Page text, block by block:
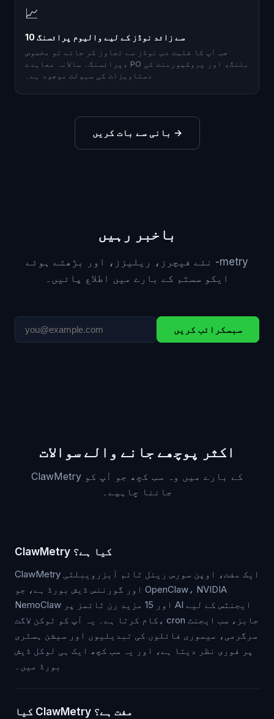
📈
10 سے زائد نوڈز کے لیے والیوم پرائسنگ
جب آپ کا فلیٹ دس نوڈز سے تجاوز کر جائے تو مخصوص
پرائسنگ۔ سالانہ معاہدے، PO بلنگ، اور پروکیورمنٹ کی
دستاویزات کی سہولت موجود ہے۔
بانی سے بات کریں →
باخبر رہیں
نئے فیچرز، ریلیزز، اور بڑھتے ہوئے -metry
ایکو سسٹم کے بارے میں اطلاع پائیں۔
سبسکرائب کریں
اکثر پوچھے جانے والے سوالات
ClawMetry کے بارے میں وہ سب کچھ جو آپ کو
جاننا چاہیے۔
ClawMetry کیا ہے؟
ClawMetry ایک مفت، اوپن سورس ریئل ٹائم آبزرویبلٹی
اور گورننس ڈیش بورڈ ہے، جو OpenClaw، NVIDIA
NemoClaw اور 15 مزید رن ٹائمز پر AI ایجنٹس کے لیے
کام کرتا ہے۔ یہ آپ کو ٹوکن لاگت، cron جابز، سب ایجنٹ
سرگرمی، میموری فائلوں کی تبدیلیوں اور سیشن ہسٹری
پر فوری نظر دیتا ہے، اور یہ سب کچھ ایک ہی لوکل ڈیش
بورڈ میں۔
کیا ClawMetry مفت ہے؟